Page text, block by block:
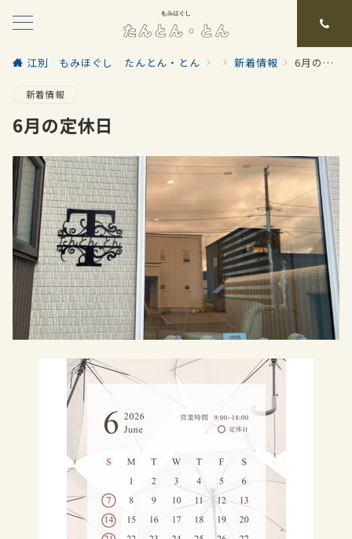
江別 もみほぐし たんとん・とん 新着情報 6月の定休日
新着情報
6月の定休日